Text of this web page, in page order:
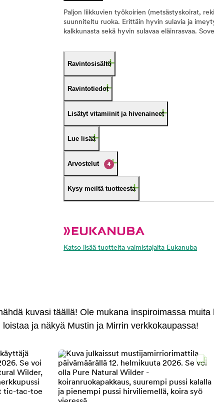
Paljon liikkuvien työkoirien (metsästyskoirat,
suunniteltu ruoka. Erittäin hyvin sulavia ja
kalkkunasta sekä hyvin sulavaa eläinrasvaa.
Ravintosisältö
Ravintotiedot
Lisätyt vitamiinit ja hivenaineet
Lue lisää
Arvostelut 4
Kysy meiltä tuotteesta
Katso lisää tuotteita valmistajalta Eukanuba
kuvasi täällä! Ole mukana inspiroimassa
ja näkyä Mustin ja Mirrin verkkokaupassa!